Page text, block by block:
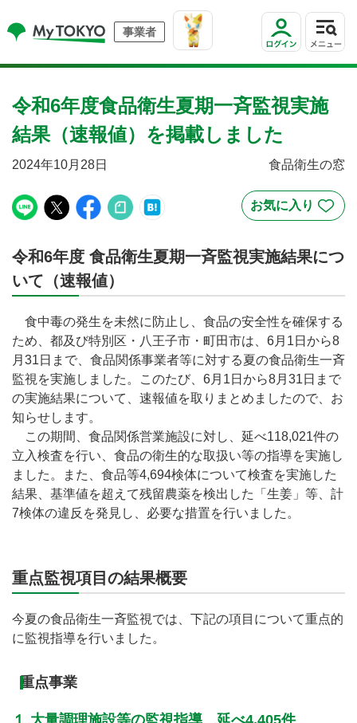
事業者
令和6年度食品衛生夏期一斉監視実施
結果（速報値）を掲載しました
2024年10月28日 食品衛生の窓
令和6年度 食品衛生夏期一斉監視実施結果につ
いて（速報値）
食中毒の発生を未然に防止し、食品の安全性を確保する
ため、都及び特別区・八王子市・町田市は、6月1日から8
月31日まで、食品関係事業者等に対する夏の食品衛生一斉
監視を実施しました。このたび、6月1日から8月31日まで
の実施結果について、速報値を取りまとめましたので、お
知らせします。
この期間、食品関係営業施設に対し、延べ118,021件の
立入検査を行い、食品の衛生的な取扱い等の指導を実施し
ました。また、食品等4,694検体について検査を実施した
結果、基準値を超えて残留農薬を検出した「生姜」等、計
7検体の違反を発見し、必要な措置を行いました。
重点監視項目の結果概要
今夏の食品衛生一斉監視では、下記の項目について重点的
に監視指導を行いました。
重点事業
１ 大量調理施設等の監視指導 延べ4,405件